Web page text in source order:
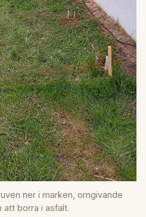
ner i marken, omgivande
att borra i asfalt.